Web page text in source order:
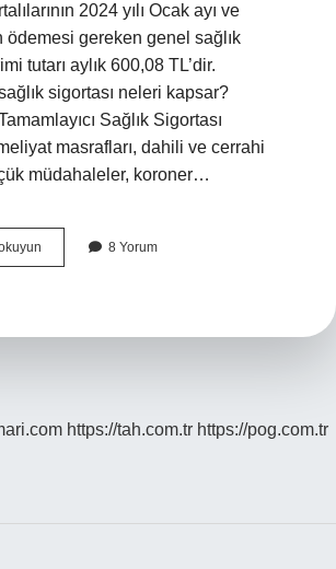
2024 yılı Ocak ayı ve
ödemesi gereken genel sağlık
tutarı aylık 600,08 TL’dir.
sigortası neleri kapsar?
Sağlık Sigortası
masrafları, dahili ve cerrahi
müdahaleler, koroner…
Acıbadem
Sağlık
8 Yorum
https://tah.com.tr https://pog.com.tr